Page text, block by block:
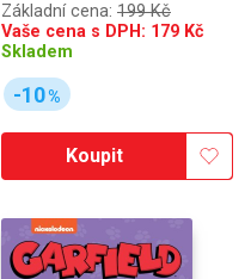
Základní cena: 199 Kč
Vaše cena s DPH: 179 Kč
Skladem
-10%
Koupit